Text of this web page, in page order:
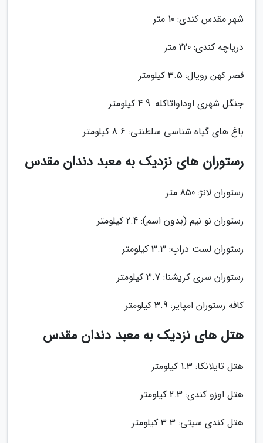
شهر مقدس کندی: 10 متر
دریاچه کندی: 220 متر
قصر کهن رویال: 3.5 کیلومتر
جنگل شهری اوداواتاکله: 4.9 کیلومتر
باغ های گیاه شناسی سلطنتی: 8.6 کیلومتر
رستوران های نزدیک به معبد دندان مقدس
رستوران لانژ: 850 متر
رستوران نو نیم (بدون اسم): 2.4 کیلومتر
رستوران لست دراپ: 3.3 کیلومتر
رستوران سری کریشنا: 3.7 کیلومتر
کافه رستوران امپایر: 3.9 کیلومتر
هتل های نزدیک به معبد دندان مقدس
هتل تایلانکا: 1.3 کیلومتر
هتل اوزو کندی: 2.3 کیلومتر
هتل کندی سیتی: 3.3 کیلومتر